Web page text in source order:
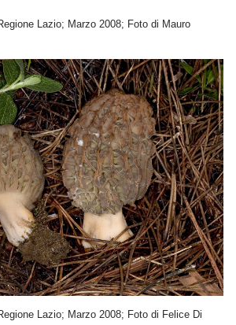
Lazio; Marzo 2008; Foto di Mauro
Lazio; Marzo 2008; Foto di Felice Di